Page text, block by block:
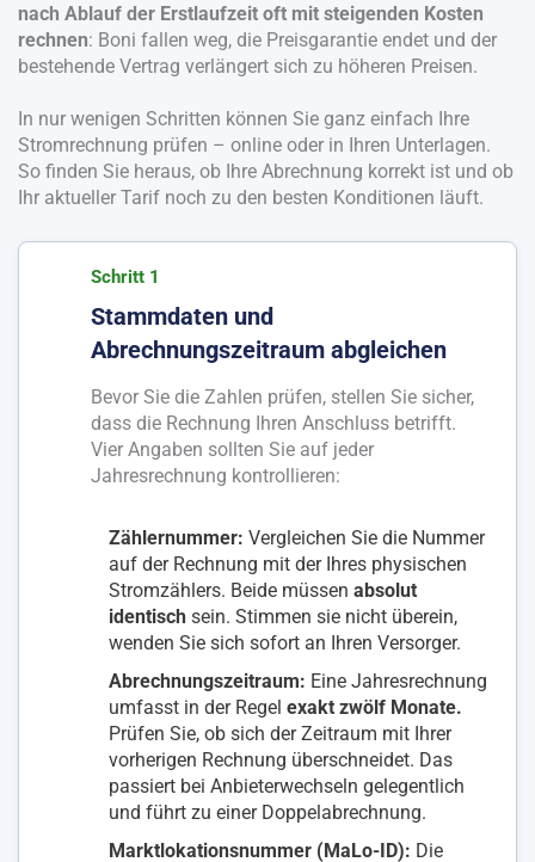
nach Ablauf der Erstlaufzeit oft mit steigenden Kosten
rechnen: Boni fallen weg, die Preisgarantie endet und der
bestehende Vertrag verlängert sich zu höheren Preisen.
In nur wenigen Schritten können Sie ganz einfach Ihre
Stromrechnung prüfen – online oder in Ihren Unterlagen.
So finden Sie heraus, ob Ihre Abrechnung korrekt ist und ob
Ihr aktueller Tarif noch zu den besten Konditionen läuft.
Schritt 1
Stammdaten und
Abrechnungszeitraum abgleichen
Bevor Sie die Zahlen prüfen, stellen Sie sicher,
dass die Rechnung Ihren Anschluss betrifft.
Vier Angaben sollten Sie auf jeder
Jahresrechnung kontrollieren:
Zählernummer: Vergleichen Sie die Nummer
auf der Rechnung mit der Ihres physischen
Stromzählers. Beide müssen absolut
identisch sein. Stimmen sie nicht überein,
wenden Sie sich sofort an Ihren Versorger.
Abrechnungszeitraum: Eine Jahresrechnung
umfasst in der Regel exakt zwölf Monate.
Prüfen Sie, ob sich der Zeitraum mit Ihrer
vorherigen Rechnung überschneidet. Das
passiert bei Anbieterwechseln gelegentlich
und führt zu einer Doppelabrechnung.
Marktlokationsnummer (MaLo-ID): Die